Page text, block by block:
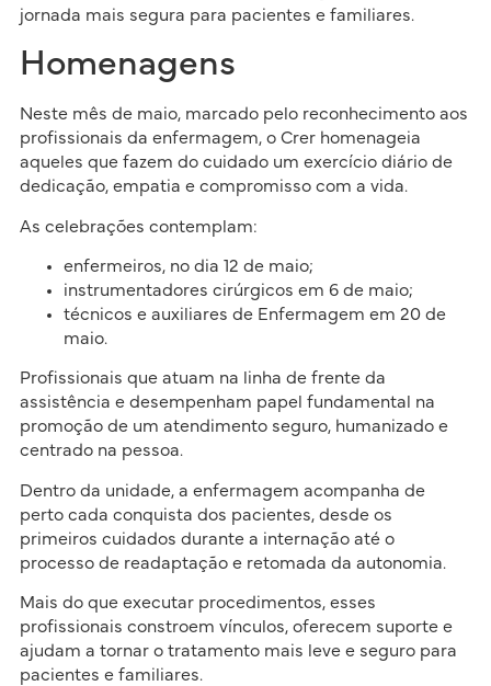
jornada mais segura para pacientes e familiares.
Homenagens
Neste mês de maio, marcado pelo reconhecimento aos
profissionais da enfermagem, o Crer homenageia
aqueles que fazem do cuidado um exercício diário de
dedicação, empatia e compromisso com a vida.
As celebrações contemplam:
enfermeiros, no dia 12 de maio;
instrumentadores cirúrgicos em 6 de maio;
técnicos e auxiliares de Enfermagem em 20 de
maio.
Profissionais que atuam na linha de frente da
assistência e desempenham papel fundamental na
promoção de um atendimento seguro, humanizado e
centrado na pessoa.
Dentro da unidade, a enfermagem acompanha de
perto cada conquista dos pacientes, desde os
primeiros cuidados durante a internação até o
processo de readaptação e retomada da autonomia.
Mais do que executar procedimentos, esses
profissionais constroem vínculos, oferecem suporte e
ajudam a tornar o tratamento mais leve e seguro para
pacientes e familiares.